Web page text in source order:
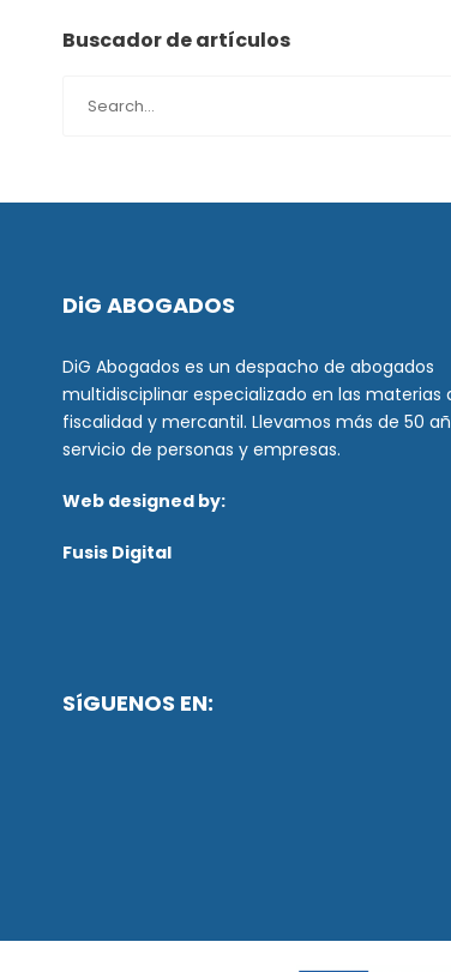
Buscador de artículos
DiG ABOGADOS
DiG Abogados es un despacho de abogados
multidisciplinar especializado en las materias
fiscalidad y mercantil. Llevamos más de 50
servicio de personas y empresas.
Web designed by:
Fusis Digital
SíGUENOS EN: